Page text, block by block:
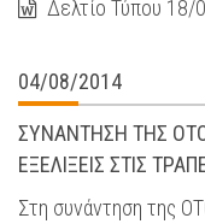
Δελτίο Τύπου
04/08/2014
ΣΥΝΑΝΤΗΣΗ ΤΗΣ
ΕΞΕΛΙΞΕΙΣ ΣΤΙΣ
Στη συνάντηση της